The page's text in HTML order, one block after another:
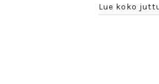
Lue koko